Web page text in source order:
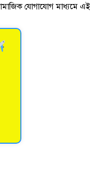
যোগাযোগ মাধ্যমে